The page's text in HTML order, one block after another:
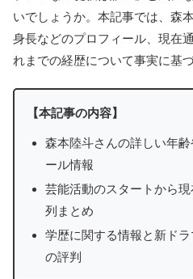
いでしょうか。本記事では、森
身長などのプロフィール、現在
れまでの経歴について事実に基
【本記事の内容】
森本陸斗さんの詳しい年
ール情報
芸能活動のスタートから
列まとめ
学歴に関する情報と新ド
の評判